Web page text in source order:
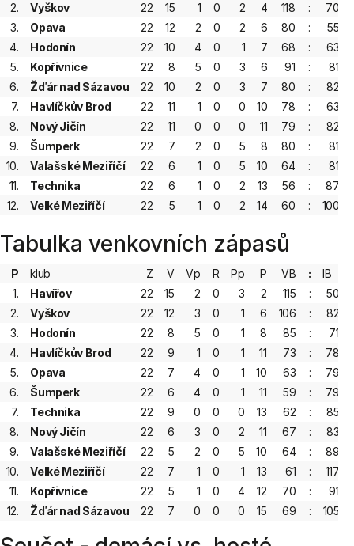
2.
Vyškov 22 15 1 0 2 4 118 : 70
3.
Opava 22 12 2 0 2 6 80 : 55
4.
Hodonín 22 10 4 0 1 7 68 : 63
5.
Kopřivnice 22 8 5 0 3 6 91 : 81
6.
Žďár nad Sázavou 22 10 2 0 3 7 80 : 82
7.
Havlíčkův Brod 22 11 1 0 0 10 78 : 63
8.
Nový Jičín 22 11 0 0 0 11 79 : 82
9.
Šumperk 22 7 2 0 5 8 80 : 81
10.
Valašské Meziříčí 22 6 1 0 5 10 64 : 81
11.
Technika 22 6 1 0 2 13 56 : 87
12.
Velké Meziříčí 22 5 1 0 2 14 60 : 100
Tabulka venkovních zápasů
P klub Z V Vp R Pp P VB :
IB
1.
Havířov 22 15 2 0 3 2 115 : 50
2.
Vyškov 22 12 3 0 1 6 106 : 82
3.
Hodonín 22 8 5 0 1 8 85 : 71
4.
Havlíčkův Brod 22 9 1 0 1 11 73 : 78
5.
Opava 22 7 4 0 1 10 63 : 79
6.
Šumperk 22 6 4 0 1 11 59 : 79
7.
Technika 22 9 0 0 0 13 62 : 85
8.
Nový Jičín 22 6 3 0 2 11 67 : 83
9.
Valašské Meziříčí 22 5 2 0 5 10 64 : 89
10.
Velké Meziříčí 22 7 1 0 1 13 61 : 117
11.
Kopřivnice 22 5 1 0 4 12 70 :
91
12.
Žďár nad Sázavou 22 7 0 0 0 15 69 : 105